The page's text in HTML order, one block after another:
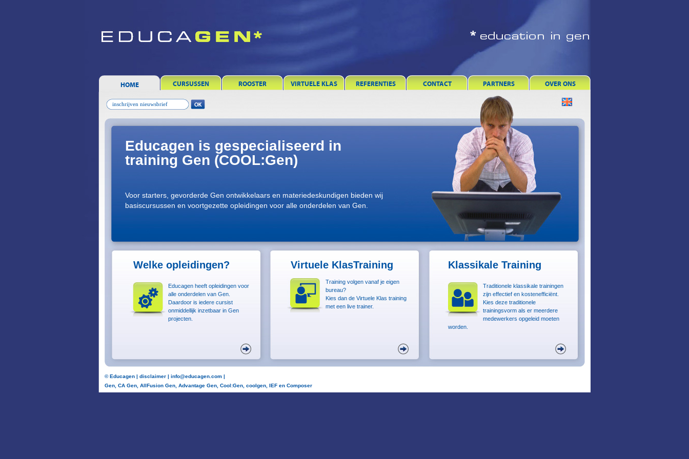
HOME CURSUSSEN ROOSTER VIRTUELE KLAS REFERENTIES CONTACT PARTNERS OVER ONS
Educagen is gespecialiseerd in
training Gen (COOL:Gen)
Voor starters, gevorderde Gen ontwikkelaars en materiedeskundigen bieden wij
basiscursussen en voortgezette opleidingen voor alle onderdelen van Gen.
Welke opleidingen?
Educagen heeft opleidingen voor
alle onderdelen van Gen.
Daardoor is iedere cursist
onmiddellijk inzetbaar in Gen
projecten.
Virtuele KlasTraining
Training volgen vanaf je eigen
bureau?
Kies dan de Virtuele Klas training
met een live trainer.
Klassikale Training
Traditionele klassikale trainingen
zijn effectief en kostenefficiënt.
Kies deze traditionele
trainingsvorm als er meerdere
medewerkers opgeleid moeten
worden.
©Educagen | disclaimer| info@educagen.com|
Gen, CA Gen, AllFusion Gen, Advantage Gen, Cool:Gen, coolgen, IEF en Composer